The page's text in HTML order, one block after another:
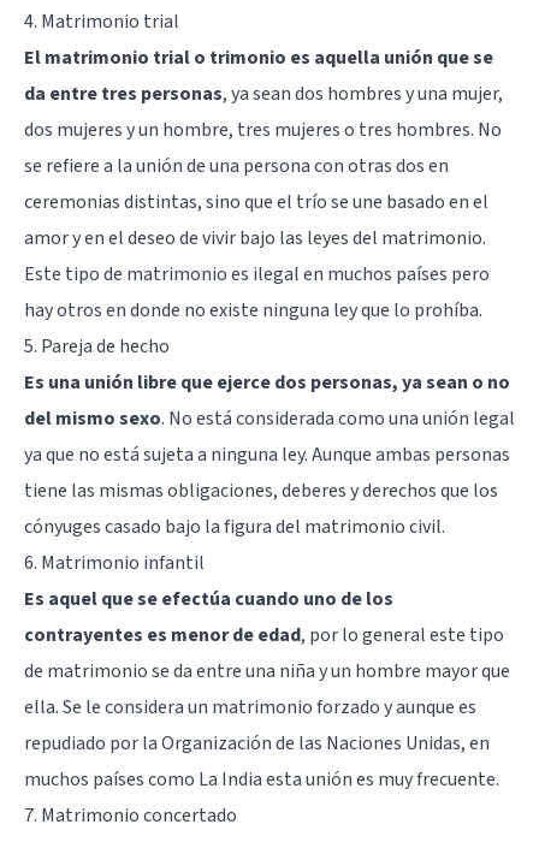
4. Matrimonio trial
El matrimonio trial o trimonio es aquella unión que se
da entre tres personas, ya sean dos hombres y una mujer,
dos mujeres y un hombre, tres mujeres o tres hombres. No
se refiere a la unión de una persona con otras dos en
ceremonias distintas, sino que el trío se une basado en el
amor y en el deseo de vivir bajo las leyes del matrimonio.
Este tipo de matrimonio es ilegal en muchos países pero
hay otros en donde no existe ninguna ley que lo prohíba.
5. Pareja de hecho
Es una unión libre que ejerce dos personas, ya sean o no
del mismo sexo. No está considerada como una unión legal
ya que no está sujeta a ninguna ley. Aunque ambas personas
tiene las mismas obligaciones, deberes y derechos que los
cónyuges casado bajo la figura del matrimonio civil.
6. Matrimonio infantil
Es aquel que se efectúa cuando uno de los
contrayentes es menor de edad, por lo general este tipo
de matrimonio se da entre una niña y un hombre mayor que
ella. Se le considera un matrimonio forzado y aunque es
repudiado por la Organización de las Naciones Unidas, en
muchos países como La India esta unión es muy frecuente.
7. Matrimonio concertado